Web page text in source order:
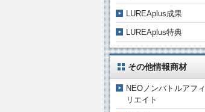
LUREAplus成果
LUREAplus特典
その他情報商材
NEOノンバトルアフィ
リエイト